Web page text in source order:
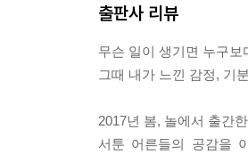
했다. 때로는 웃음이나
지금 여러분 곁에 있는
다양한 질문에도 잘만
출판사 리뷰
무슨 일이 생기면 누구
그때 내가 느낀 감정, 기
2017년 봄, 놀에서 출간
서툰 어른들의 공감을